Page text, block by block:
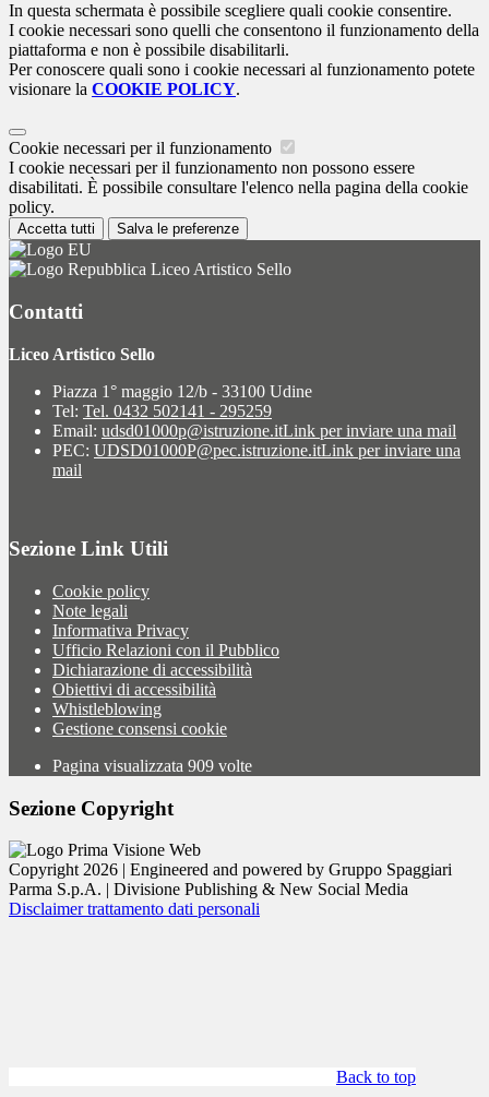
In questa schermata è possibile scegliere quali cookie consentire.
I cookie necessari sono quelli che consentono il funzionamento della
piattaforma e non è possibile disabilitarli.
Per conoscere quali sono i cookie necessari al funzionamento potete
visionare la COOKIE POLICY.
Cookie necessari per il funzionamento
I cookie necessari per il funzionamento non possono essere
disabilitati. È possibile consultare l'elenco nella pagina della cookie
policy.
Accetta tutti Salva le preferenze
Liceo Artistico Sello
Contatti
Liceo Artistico Sello
Piazza 1° maggio 12/b - 33100 Udine
Tel: Tel. 0432 502141 - 295259
Email: udsd01000p@istruzione.itLink per inviare una mail
PEC: UDSD01000P@pec.istruzione.itLink per inviare una
mail
Sezione Link Utili
Cookie policy
Note legali
Informativa Privacy
Ufficio Relazioni con il Pubblico
Dichiarazione di accessibilità
Obiettivi di accessibilità
Whistleblowing
Gestione consensi cookie
Pagina visualizzata 909 volte
Sezione Copyright
Copyright 2026 | Engineered and powered by Gruppo Spaggiari
Parma S.p.A. | Divisione Publishing & New Social Media
Disclaimer trattamento dati personali
Back to top